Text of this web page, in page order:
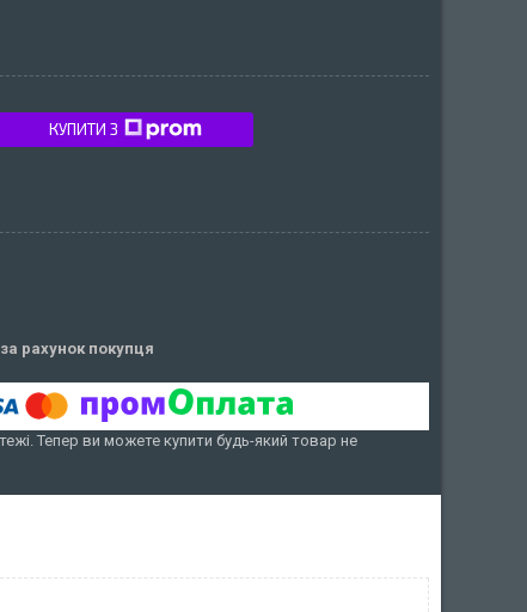
КУПИТИ З
за рахунок покупця
Тепер ви можете купити будь-який товар не